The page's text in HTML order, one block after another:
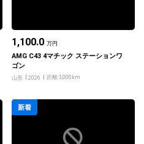
1,100.0 万円
AMG C43 4マチック ステーションワ
ゴン
山形 2026 距離 3,000km
新着